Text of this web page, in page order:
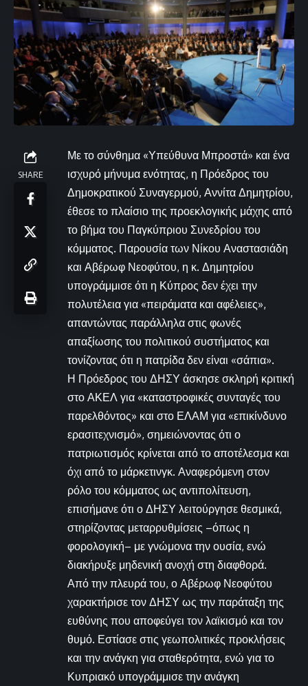
SHARE
Με το σύνθημα «Υπεύθυνα Μπροστά» και ένα
ισχυρό μήνυμα ενότητας, η Πρόεδρος του
Δημοκρατικού Συναγερμού, Αννίτα Δημητρίου,
έθεσε το πλαίσιο της προεκλογικής μάχης από
το βήμα του Παγκύπριου Συνεδρίου του
κόμματος. Παρουσία των Νίκου Αναστασιάδη
και Αβέρωφ Νεοφύτου, η κ. Δημητρίου
υπογράμμισε ότι η Κύπρος δεν έχει την
πολυτέλεια για «πειράματα και αφέλειες»,
απαντώντας παράλληλα στις φωνές
απαξίωσης του πολιτικού συστήματος και
τονίζοντας ότι η πατρίδα δεν είναι «σάπια».
Η Πρόεδρος του ΔΗΣΥ άσκησε σκληρή κριτική
στο ΑΚΕΛ για «καταστροφικές συνταγές του
παρελθόντος» και στο ΕΛΑΜ για «επικίνδυνο
ερασιτεχνισμό», σημειώνοντας ότι ο
πατριωτισμός κρίνεται από το αποτέλεσμα και
όχι από το μάρκετινγκ. Αναφερόμενη στον
ρόλο του κόμματος ως αντιπολίτευση,
επισήμανε ότι ο ΔΗΣΥ λειτούργησε θεσμικά,
στηρίζοντας μεταρρυθμίσεις –όπως η
φορολογική– με γνώμονα την ουσία, ενώ
διακήρυξε μηδενική ανοχή στη διαφθορά.
Από την πλευρά του, ο Αβέρωφ Νεοφύτου
χαρακτήρισε τον ΔΗΣΥ ως την παράταξη της
ευθύνης που αποφεύγει τον λαϊκισμό και τον
θυμό. Εστίασε στις γεωπολιτικές προκλήσεις
και την ανάγκη για σταθερότητα, ενώ για το
Κυπριακό υπογράμμισε την ανάγκη